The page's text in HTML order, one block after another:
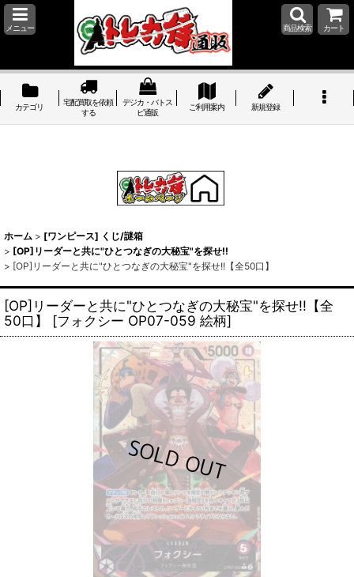
メニュー 商品検索 カート
カテゴリ
宅配買取を依頼
する
デジカ・バトス
ピ通販
ご利用案内 新規登録
ホーム > [ワンピース] くじ/謎箱
> [OP]リーダーと共に"ひとつなぎの大秘宝"を探せ!!
> [OP]リーダーと共に"ひとつなぎの大秘宝"を探せ!!【全50口】
[OP]リーダーと共に"ひとつなぎの大秘宝"を探せ!!【全
50口】
[フォクシー OP07-059 絵柄]